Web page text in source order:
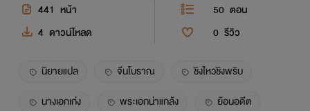
441 หน้า 50 ตอน
4 ดาวน์โหลด 0 รีวิว
นิยายแปล จีนโบราณ
ชิงไหวชิงพริบ
นางเอกเก่ง
พระเอกน่าแกล้ง ย้อนอดีต